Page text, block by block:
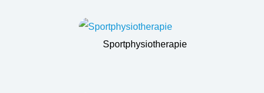
Sportphysiotherapie